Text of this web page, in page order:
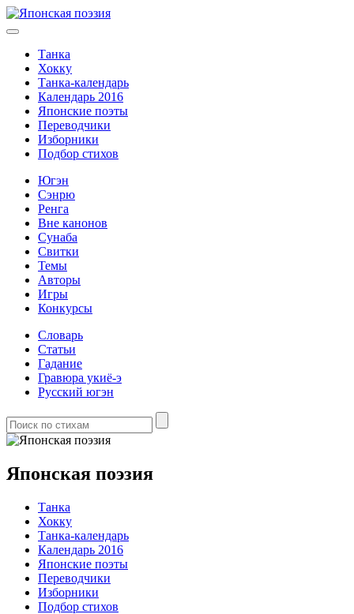
Танка
Хокку
Танка-календарь
Календарь 2016
Японские поэты
Переводчики
Изборники
Подбор стихов
Югэн
Сэнрю
Ренга
Вне канонов
Сунаба
Свитки
Темы
Авторы
Игры
Конкурсы
Словарь
Статьи
Гадание
Гравюра укиё-э
Русский югэн
Японская поэзия
Танка
Хокку
Танка-календарь
Календарь 2016
Японские поэты
Переводчики
Изборники
Подбор стихов